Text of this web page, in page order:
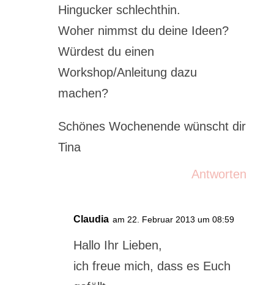
Hingucker schlechthin.
Woher nimmst du deine Ideen?
Würdest du einen
Workshop/Anleitung dazu
machen?
Schönes Wochenende wünscht dir
Tina
Antworten
Claudia am 22. Februar 2013 um 08:59
Hallo Ihr Lieben,
ich freue mich, dass es Euch